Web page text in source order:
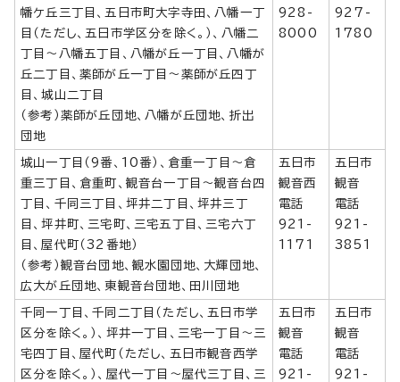
幡ケ丘三丁目、五日市町大字寺田、八幡一丁
目（ただし、五日市学区分を除く。）、八幡二
丁目～八幡五丁目、八幡が丘一丁目、八幡が
丘二丁目、薬師が丘一丁目～薬師が丘四丁
目、城山二丁目
（参考）薬師が丘団地、八幡が丘団地、折出
団地
928-
8000
927-
1780
城山一丁目（9番、10番）、倉重一丁目～倉
重三丁目、倉重町、観音台一丁目～観音台四
丁目、千同三丁目、坪井二丁目、坪井三丁
目、坪井町、三宅町、三宅五丁目、三宅六丁
目、屋代町（32番地）
（参考）観音台団地、観水園団地、大輝団地、
広大が丘団地、東観音台団地、田川団地
五日市
観音西
電話
921-
1171
五日市
観音
電話
921-
3851
千同一丁目、千同二丁目（ただし、五日市学
区分を除く。）、坪井一丁目、三宅一丁目～三
宅四丁目、屋代町（ただし、五日市観音西学
区分を除く。）、屋代一丁目～屋代三丁目、三
五日市
観音
電話
921-
五日市
観音
電話
921-